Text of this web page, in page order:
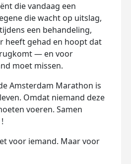
die vandaag een
die wacht op uitslag,
een behandeling,
heeft gehad en hoopt dat
— en voor
moet missen.
Amsterdam Marathon is
Omdat niemand deze
voeren. Samen
voor iemand. Maar voor